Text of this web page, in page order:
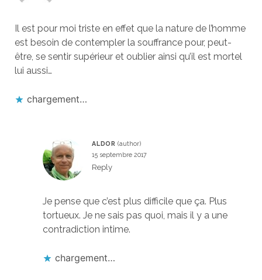
Il est pour moi triste en effet que la nature de l’homme
est besoin de contempler la souffrance pour, peut-
être, se sentir supérieur et oublier ainsi qu’il est mortel
lui aussi…
chargement…
ALDOR
15 septembre 2017
Reply
Je pense que c’est plus difficile que ça. Plus
tortueux. Je ne sais pas quoi, mais il y a une
contradiction intime.
chargement…